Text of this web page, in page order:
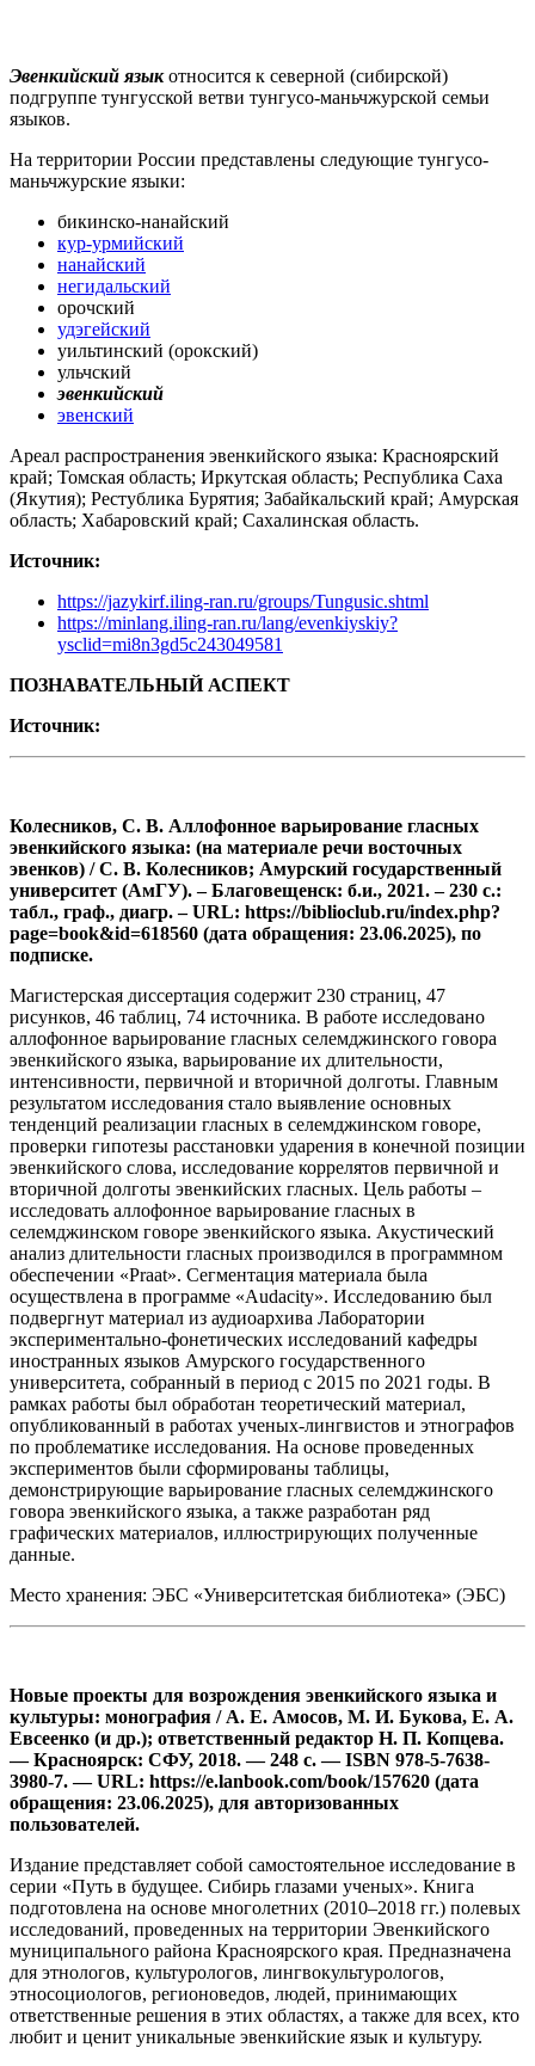
Эвенкийский языкотносится к северной (сибирской)
подгруппе тунгусской ветви тунгусо-маньчжурской семьи
языков.
На территории России представлены следующие тунгусо-
маньчжурские языки:
бикинско-нанайский
кур-урмийский
нанайский
негидальский
орочский
удэгейский
уильтинский (орокский)
ульчский
эвенкийский
эвенский
Ареал распространения эвенкийского языка: Красноярский
край; Томская область; Иркутская область; Республика Саха
(Якутия); Рестублика Бурятия; Забайкальский край; Амурская
область; Хабаровский край; Сахалинская область.
Источник:
https://jazykirf.iling-ran.ru/groups/Tungusic.shtml
https://minlang.iling-ran.ru/lang/evenkiyskiy?
ysclid=mi8n3gd5c243049581
ПОЗНАВАТЕЛЬНЫЙ АСПЕКТ
Источник:
Колесников, С. В. Аллофонное варьирование гласных
эвенкийского языка: (на материале речи восточных
эвенков) / С. В. Колесников; Амурский государственный
университет (АмГУ). – Благовещенск: б.и., 2021. – 230 с.:
табл., граф., диагр. – URL: https://biblioclub.ru/index.php?
page=book&id=618560 (дата обращения: 23.06.2025), по
подписке.
Магистерская диссертация содержит 230 страниц, 47
рисунков, 46 таблиц, 74 источника. В работе исследовано
аллофонное варьирование гласных селемджинского говора
эвенкийского языка, варьирование их длительности,
интенсивности, первичной и вторичной долготы. Главным
результатом исследования стало выявление основных
тенденций реализации гласных в селемджинском говоре,
проверки гипотезы расстановки ударения в конечной позиции
эвенкийского слова, исследование коррелятов первичной и
вторичной долготы эвенкийских гласных. Цель работы –
исследовать аллофонное варьирование гласных в
селемджинском говоре эвенкийского языка. Акустический
анализ длительности гласных производился в программном
обеспечении «Praat». Сегментация материала была
осуществлена в программе «Audacity». Исследованию был
подвергнут материал из аудиоархива Лаборатории
экспериментально-фонетических исследований кафедры
иностранных языков Амурского государственного
университета, собранный в период с 2015 по 2021 годы. В
рамках работы был обработан теоретический материал,
опубликованный в работах ученых-лингвистов и этнографов
по проблематике исследования. На основе проведенных
экспериментов были сформированы таблицы,
демонстрирующие варьирование гласных селемджинского
говора эвенкийского языка, а также разработан ряд
графических материалов, иллюстрирующих полученные
данные.
Место хранения: ЭБС «Университетская библиотека» (ЭБС)
Новые проекты для возрождения эвенкийского языка и
культуры: монография / А. Е. Амосов, М. И. Букова, Е. А.
Евсеенко (и др.); ответственный редактор Н. П. Копцева.
— Красноярск: СФУ, 2018. — 248 с. — ISBN 978-5-7638-
3980-7. — URL: https://e.lanbook.com/book/157620 (дата
обращения: 23.06.2025), для авторизованных
пользователей.
Издание представляет собой самостоятельное исследование в
серии «Путь в будущее. Сибирь глазами ученых». Книга
подготовлена на основе многолетних (2010–2018 гг.) полевых
исследований, проведенных на территории Эвенкийского
муниципального района Красноярского края. Предназначена
для этнологов, культурологов, лингвокультурологов,
этносоциологов, регионоведов, людей, принимающих
ответственные решения в этих областях, а также для всех, кто
любит и ценит уникальные эвенкийские язык и культуру.